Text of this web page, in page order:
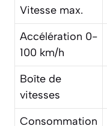
Vitesse max.
Accélération 0-
100 km/h
Boîte de
vitesses
Consommation